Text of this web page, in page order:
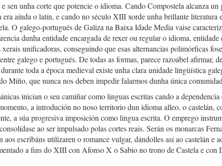
sen unha corte que potencie o idioma. Cando Compostela alcanza un
aínda o latín, e cando no século XIII xorde unha brillante literatura
O galego-portugués de Galiza na Baixa Idade Media vaise
dunha entidade encargada de rexer ou regular o idioma, entidade
unificadoras, conseguindo que esas alternancias polimórficas
galego e portugués. De todas as formas, parece razoábel afirmar,
toda a época medieval existe unha clara unidade lingüística
Miño, que nunca nos deben impedir falarmos dunha única
inician o seu camiñar como linguas escritas cando a
a introdución no noso territorio dun idioma alleo, o castelán,
a súa progresiva imposición como lingua escrita. O emprego
ao ser impulsado polas cortes reais. Serán os monarcas
escribáns utilizaren o romance vulgar, dándolles así ao castelán e
a fins do XIII con Afonso X o Sabio no trono de Castela e con